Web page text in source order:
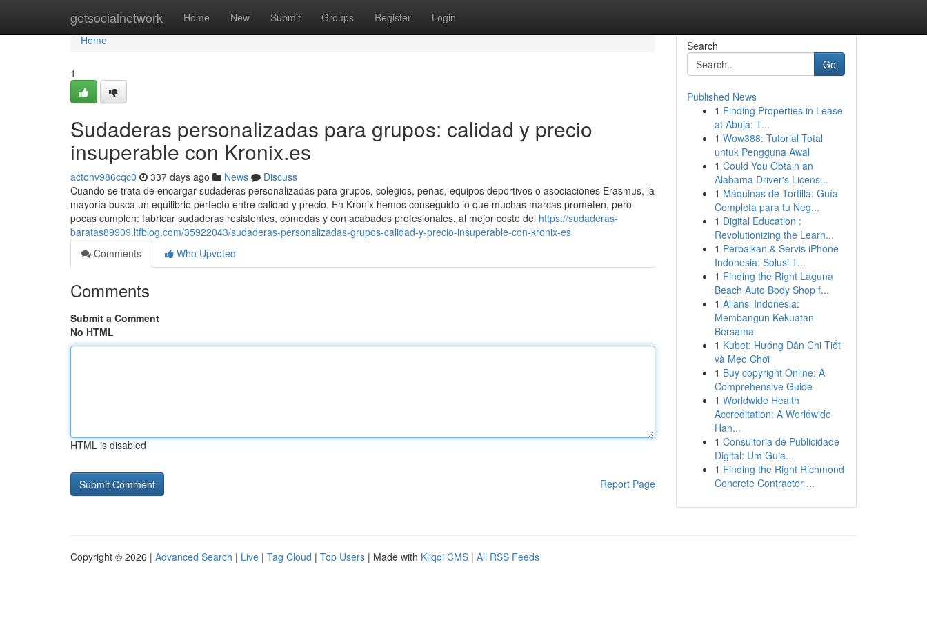
getsocialnetwork Home New Submit Groups Register Login
Home
Home
1
Sudaderas personalizadas para grupos: calidad y precio
insuperable con Kronix.es
actonv986cqc0 337 days ago News
Discuss
Cuando se trata de encargar sudaderas personalizadas para grupos, colegios, peñas, equipos deportivos o asociaciones Erasmus, la
mayoría busca un equilibrio perfecto entre calidad y precio. En Kronix hemos conseguido lo que muchas marcas prometen, pero
pocas cumplen: fabricar sudaderas resistentes, cómodas y con acabados profesionales, al mejor coste del https://sudaderas-
baratas89909.ltfblog.com/35922043/sudaderas-personalizadas-grupos-calidad-y-precio-insuperable-con-kronix-es
Comments
Who Upvoted
Comments
Submit a Comment
No HTML
HTML is disabled
Report Page
Search
Go
Published News
1 Finding Properties in Lease
at Abuja: T...
1 Wow388: Tutorial Total
untuk Pengguna Awal
1 Could You Obtain an
Alabama Driver's Licens...
1 Máquinas de Tortilla: Guía
Completa para tu Neg...
1 Digital Education :
Revolutionizing the Learn...
1 Perbaikan & Servis iPhone
Indonesia: Solusi T...
1 Finding the Right Laguna
Beach Auto Body Shop f...
1 Aliansi Indonesia:
Membangun Kekuatan
Bersama
1 Kubet: Hướng Dẫn Chi Tiết
và Mẹo Chơi
1 Buy copyright Online: A
Comprehensive Guide
1 Worldwide Health
Accreditation: A Worldwide
Han...
1 Consultoria de Publicidade
Digital: Um Guia...
1 Finding the Right Richmond
Concrete Contractor ...
Copyright © 2026 | Advanced Search | Live | Tag Cloud | Top Users | Made with Kliqqi CMS | All RSS Feeds